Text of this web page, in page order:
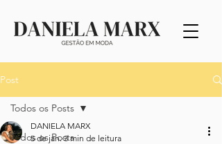
Post
Todos os Posts
Todos os Posts
DANIELA MARX
5 de jan. 3 min de leitura